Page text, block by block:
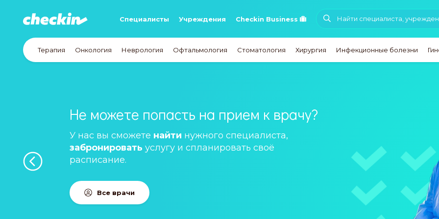
Специалисты Учреждения Checkin Business
Терапия Онкология Неврология Офтальмология Стоматология Хирургия Инфекционные болезни
Не можете попасть на прием к врачу?
У нас вы сможете найти нужного специалиста,
забронировать услугу и спланировать своё
расписание.
Все врачи